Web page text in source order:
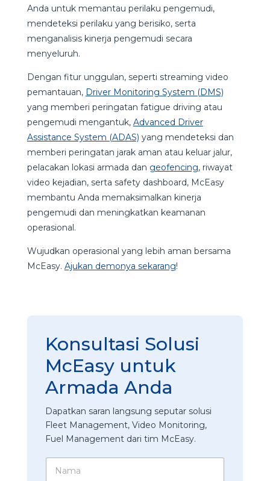
Anda untuk memantau perilaku pengemudi,
mendeteksi perilaku yang berisiko, serta
menganalisis kinerja pengemudi secara
menyeluruh.
Dengan fitur unggulan, seperti streaming video
pemantauan, Driver Monitoring System (DMS)
yang memberi peringatan fatigue driving atau
pengemudi mengantuk, Advanced Driver
Assistance System (ADAS) yang mendeteksi dan
memberi peringatan jarak aman atau keluar jalur,
pelacakan lokasi armada dan geofencing, riwayat
video kejadian, serta safety dashboard, McEasy
membantu Anda memaksimalkan kinerja
pengemudi dan meningkatkan keamanan
operasional.
Wujudkan operasional yang lebih aman bersama
McEasy. Ajukan demonya sekarang!
Konsultasi Solusi
McEasy untuk
Armada Anda
Dapatkan saran langsung seputar solusi
Fleet Management, Video Monitoring,
Fuel Management dari tim McEasy.
N